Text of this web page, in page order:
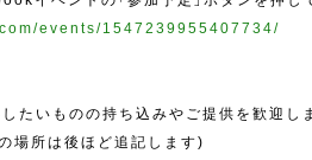
events/1547239955407734/
たいものの持ち込みやご提供を歓迎し
場所は後ほど追記します)